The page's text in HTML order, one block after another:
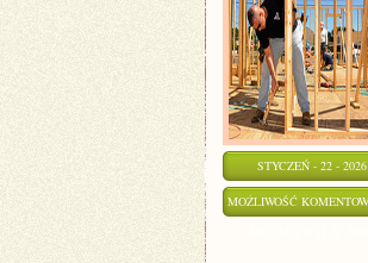
STYCZEŃ - 22 - 2026
MOŻLIWOŚĆ